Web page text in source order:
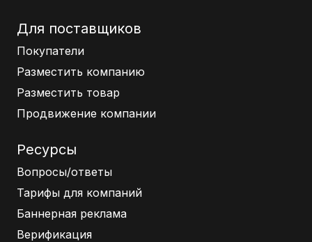
Для поставщиков
Покупатели
Разместить компанию
Разместить товар
Продвижение компании
Ресурсы
Вопросы/ответы
Тарифы для компаний
Баннерная реклама
Верификация